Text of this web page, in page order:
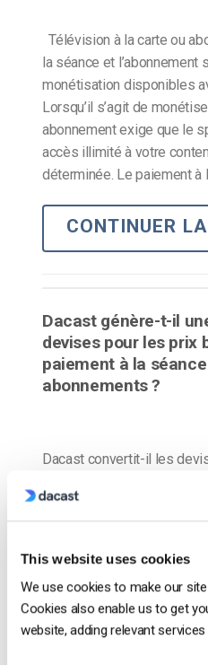
This website uses cookies
We use cookies to make our
Cookies also enable us to get
website, adding relevant
Télévision à la carte ou
la séance et
monétisation disponibles
Lorsqu’il s’agit de
abonnement exige que le
accès illimité à votre
déterminée. Le paiement à
CONTINUER
Dacast génère-t-il
devises pour les prix
paiement à la
abonnements ?
Dacast convertit-il les
individuellement le prix
EXEMPLE : Si vous
les conversions.
CONTINUER